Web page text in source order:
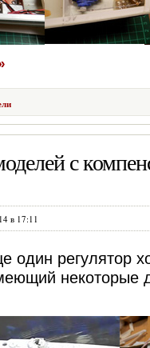
с
в 17:11
один регулятор
некоторые